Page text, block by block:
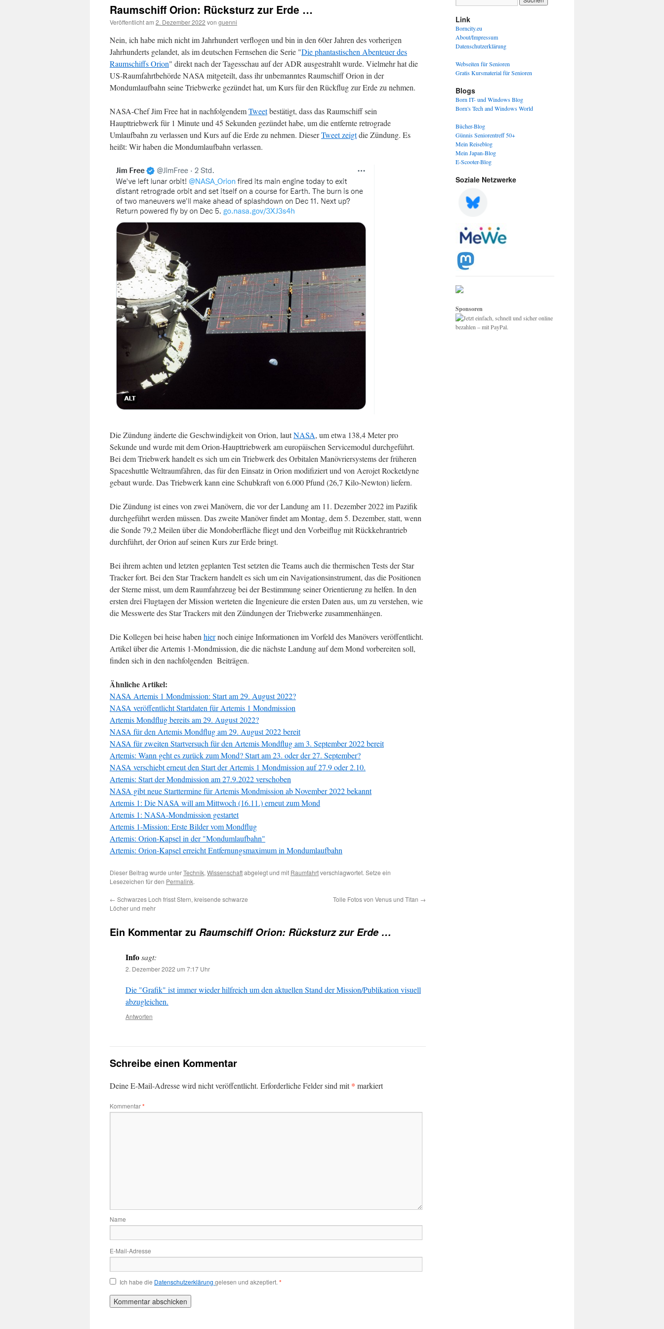
Raumschiff Orion: Rücksturz zur Erde …
Veröffentlicht am 2. Dezember 2022 von guenni
Nein, ich habe mich nicht im Jahrhundert verflogen und bin in den 60er Jahren des vorherigen
Jahrhunderts gelandet, als im deutschen Fernsehen die Serie "Die phantastischen Abenteuer des
Raumschiffs Orion" direkt nach der Tagesschau auf der ADR ausgestrahlt wurde. Vielmehr hat die
US-Raumfahrtbehörde NASA mitgeteilt, dass ihr unbemanntes Raumschiff Orion in der
Mondumlaufbahn seine Triebwerke gezündet hat, um Kurs für den Rückflug zur Erde zu nehmen.
NASA-Chef Jim Free hat in nachfolgendemTweetbestätigt, dass das Raumschiff sein
Haupttriebwerk für 1 Minute und 45 Sekunden gezündet habe, um die entfernte retrograde
Umlaufbahn zu verlassen und Kurs auf die Erde zu nehmen. DieserTweet zeigtdie Zündung. Es
heißt: Wir haben die Mondumlaufbahn verlassen.
Die Zündung änderte die Geschwindigkeit von Orion, lautNASA, um etwa 138,4 Meter pro
Sekunde und wurde mit dem Orion-Haupttriebwerk am europäischen Servicemodul durchgeführt.
Bei dem Triebwerk handelt es sich um ein Triebwerk des Orbitalen Manövriersystems der früheren
Spaceshuttle Weltraumfähren, das für den Einsatz in Orion modifiziert und von Aerojet Rocketdyne
gebaut wurde. Das Triebwerk kann eine Schubkraft von 6.000 Pfund (26,7 Kilo-Newton) liefern.
Die Zündung ist eines von zwei Manövern, die vor der Landung am 11. Dezember 2022 im Pazifik
durchgeführt werden müssen. Das zweite Manöver findet am Montag, dem 5. Dezember, statt, wenn
die Sonde 79,2 Meilen über die Mondoberfläche fliegt und den Vorbeiflug mit Rückkehrantrieb
durchführt, der Orion auf seinen Kurs zur Erde bringt.
Bei ihrem achten und letzten geplanten Test setzten die Teams auch die thermischen Tests der Star
Tracker fort. Bei den Star Trackern handelt es sich um ein Navigationsinstrument, das die Positionen
der Sterne misst, um dem Raumfahrzeug bei der Bestimmung seiner Orientierung zu helfen. In den
ersten drei Flugtagen der Mission werteten die Ingenieure die ersten Daten aus, um zu verstehen, wie
die Messwerte des Star Trackers mit den Zündungen der Triebwerke zusammenhängen.
Die Kollegen bei heise haben hiernoch einige Informationen im Vorfeld des Manövers veröffentlicht.
Artikel über die Artemis 1-Mondmission, die die nächste Landung auf dem Mond vorbereiten soll,
finden sich in den nachfolgenden Beiträgen.
Ähnliche Artikel:
NASA Artemis 1 Mondmission: Start am 29. August 2022?
NASA veröffentlicht Startdaten für Artemis 1 Mondmission
Artemis Mondflug bereits am 29. August 2022?
NASA für den Artemis Mondflug am 29. August 2022 bereit
NASA für zweiten Startversuch für den Artemis Mondflug am 3. September 2022 bereit
Artemis: Wann geht es zurück zum Mond? Start am 23. oder der 27. September?
NASA verschiebt erneut den Start der Artemis 1 Mondmission auf 27.9 oder 2.10.
Artemis: Start der Mondmission am 27.9.2022 verschoben
NASA gibt neue Starttermine für Artemis Mondmission ab November 2022 bekannt
Artemis 1: Die NASA will am Mittwoch (16.11.) erneut zum Mond
Artemis 1: NASA-Mondmission gestartet
Artemis 1-Mission: Erste Bilder vom Mondflug
Artemis: Orion-Kapsel in der "Mondumlaufbahn"
Artemis: Orion-Kapsel erreicht Entfernungsmaximum in Mondumlaufbahn
Dieser Beitrag wurde unterTechnik, Wissenschaftabgelegt und mit Raumfahrtverschlagwortet. Setze ein
Lesezeichen für den Permalink.
← Schwarzes Loch frisst Stern, kreisende schwarze
Löcher und mehr
Tolle Fotos von Venus und Titan →
Ein Kommentar zu Raumschiff Orion: Rücksturz zur Erde …
Infosagt:
2. Dezember 2022 um 7:17 Uhr
Die "Grafik" ist immer wieder hilfreich um den aktuellen Stand der Mission/Publikation visuell
abzugleichen.
Antworten
Schreibe einen Kommentar
Deine E-Mail-Adresse wird nicht veröffentlicht. Erforderliche Felder sind mit* markiert
Kommentar*
Name
E-Mail-Adresse
Ich habe die Datenschutzerklärung gelesen und akzeptiert. *
Link
Borncity.eu
About/Impressum
Datenschutzerklärung
Webseiten für Senioren
Gratis Kursmaterial für Senioren
Blogs
Born IT- und Windows Blog
Born's Tech and Windows World
Bücher-Blog
Günnis Seniorentreff 50+
Mein Reiseblog
Mein Japan-Blog
E-Scooter-Blog
Soziale Netzwerke
Sponsoren